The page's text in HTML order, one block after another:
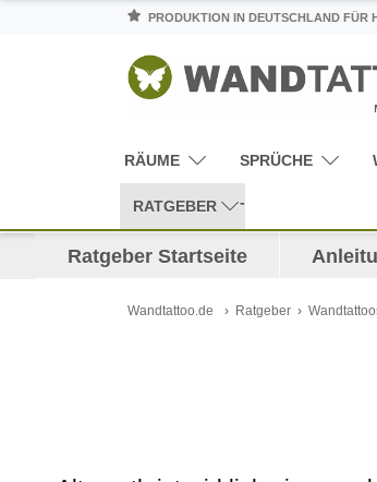
PRODUKTION IN DEUTSCHLAND FÜR
RÄUME SPRÜCHE
RATGEBER
Ratgeber Startseite
Wandtattoo.de Ratgeber